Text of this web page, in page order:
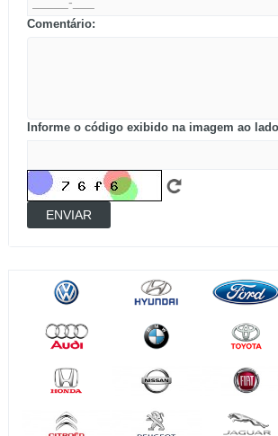
Comentário:
Informe o código exibido na imagem ao lado
ENVIAR